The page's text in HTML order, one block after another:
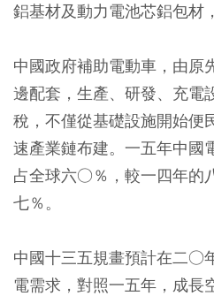
鋁基材及動力電池芯鋁包材
中國政府補助電動車，由原
邊配套，生產、研發、充電
稅，不僅從基礎設施開始便
速產業鏈布建。一五年中國
占全球六○％，較一四年的
七％。
中國十三五規畫預計在二○
電需求，對照一五年，成長